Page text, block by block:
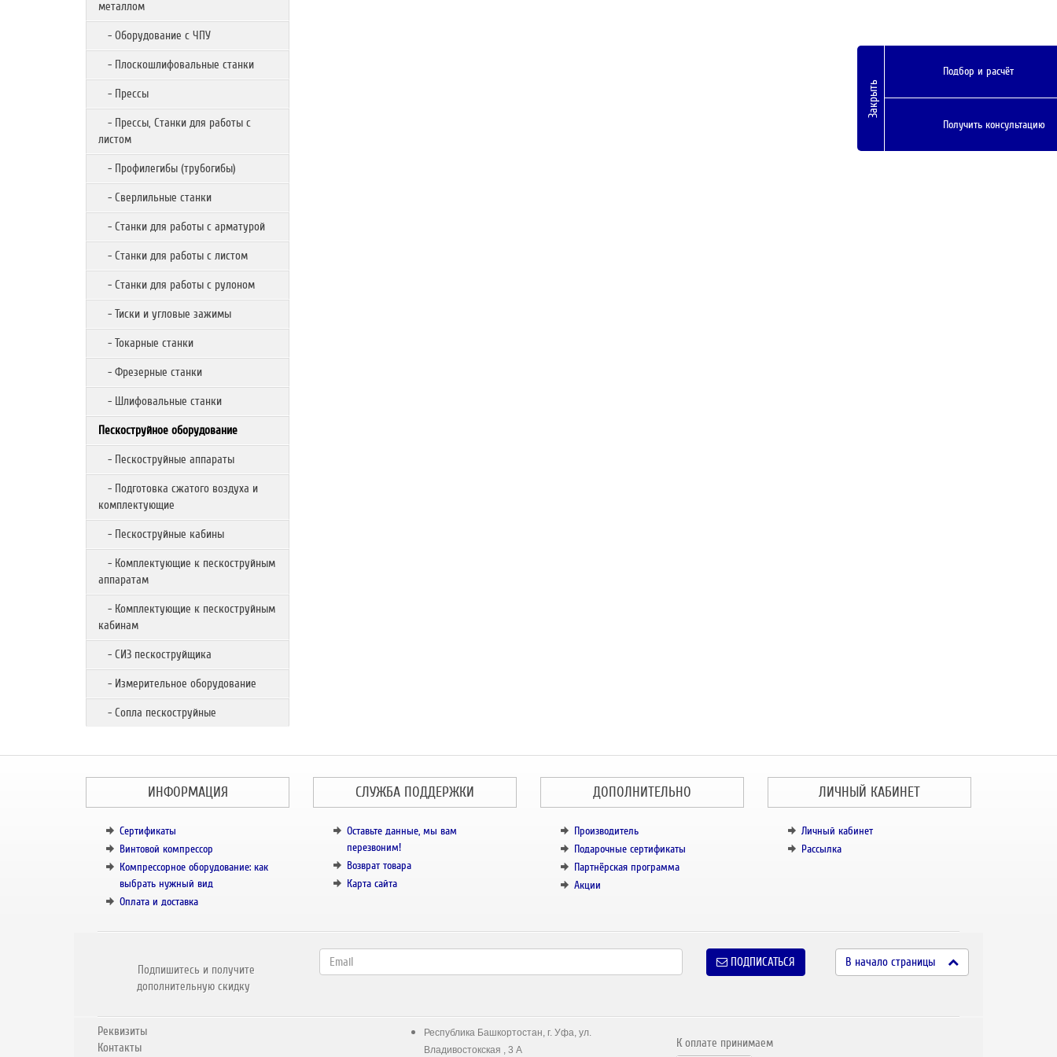
металлом
- Оборудование с ЧПУ
- Плоскошлифовальные станки
- Прессы
- Прессы, Станки для работы с
листом
- Профилегибы (трубогибы)
- Сверлильные станки
- Станки для работы с арматурой
- Станки для работы с листом
- Станки для работы с рулоном
- Тиски и угловые зажимы
- Токарные станки
- Фрезерные станки
- Шлифовальные станки
Пескоструйное оборудование
- Пескоструйные аппараты
- Подготовка сжатого воздуха и
комплектующие
- Пескоструйные кабины
- Комплектующие к пескоструйным
аппаратам
- Комплектующие к пескоструйным
кабинам
- СИЗ пескоструйщика
- Измерительное оборудование
- Сопла пескоструйные
ИНФОРМАЦИЯ
Сертификаты
Винтовой компрессор
Компрессорное оборудование: как
выбрать нужный вид
Оплата и доставка
СЛУЖБА ПОДДЕРЖКИ
Оставьте данные, мы вам
перезвоним!
Возврат товара
Карта сайта
ДОПОЛНИТЕЛЬНО
Производитель
Подарочные сертификаты
Партнёрская программа
Акции
ЛИЧНЫЙ КАБИНЕТ
Личный кабинет
Рассылка
Подпишитесь и получите
дополнительную скидку
ПОДПИСАТЬСЯ В начало страницы
Реквизиты
Контакты
Республика Башкортостан, г. Уфа, ул.
Владивостокская , 3 А
К оплате принимаем
Закрыть
Подбор и расчёт
Получить консультацию